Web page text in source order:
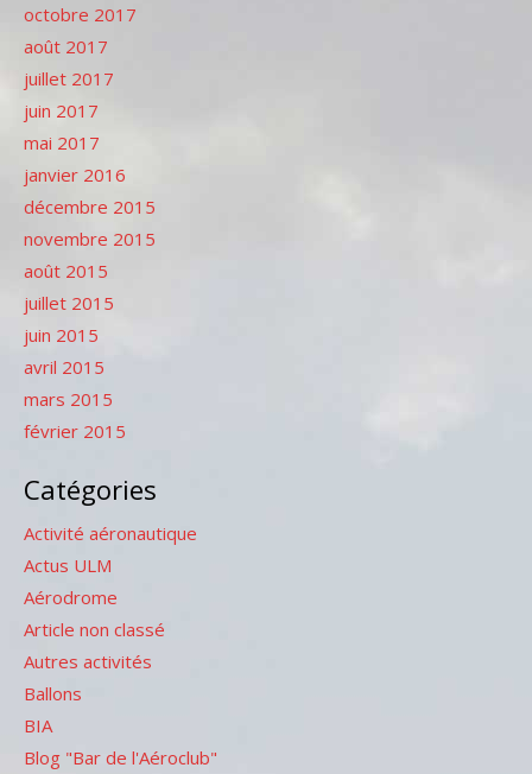
octobre 2017
août 2017
juillet 2017
juin 2017
mai 2017
janvier 2016
décembre 2015
novembre 2015
août 2015
juillet 2015
juin 2015
avril 2015
mars 2015
février 2015
Catégories
Activité aéronautique
Actus ULM
Aérodrome
Article non classé
Autres activités
Ballons
BIA
Blog "Bar de l'Aéroclub"